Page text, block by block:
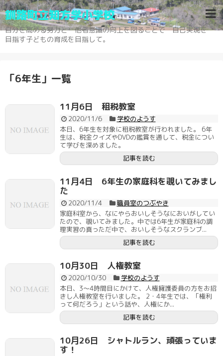
釧路町立知方学小学校
自分を高める努力と 他者意識の向上を図ることで 自己実現を
目指す子どもの育成を目指して。
「6年生 」 一覧
11月6日 租税教室
2020/11/6
学校のようす
本日、6年生を対象に租税教室が行われました。 6年
生は、税金クイズやDVDの鑑賞を通して、税金につい
て学びを深めました。
記事を読む
11月4日 6年生の家庭科を覗いてみまし
た
2020/11/4
職員室のつぶやき
家庭科室から、なにやらおいしそうなにおいがしてい
たので、覗いてみました。中では6年生が家庭科の調
理実習の真っただ中で、おいしそうなスクランブ...
記事を読む
10月30日 人権教室
2020/10/30
学校のようす
本日、3～4時間目にかけて、人権擁護委員の方をお招
きし人権教室を行いました。 2・4年生では、「権利
って何だろう」という話や、人権にか...
記事を読む
10月26日 シャトルラン、頑張っていま
す！